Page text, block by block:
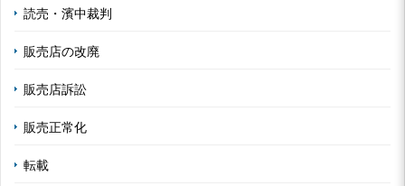
読売・濱中裁判
販売店の改廃
販売店訴訟
販売正常化
転載